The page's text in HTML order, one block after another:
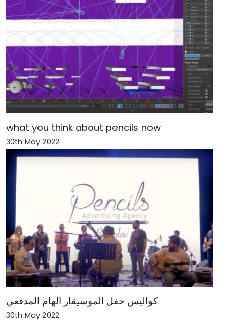
what you think about pencils now
30th May 2022
كواليس حفل الموسيقار الهام المدفعي
30th May 2022